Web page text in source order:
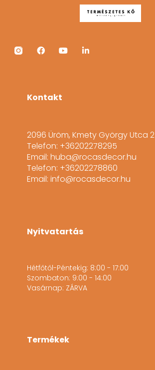
Kontakt
2096 Üröm, Kmety György Utca 2
Telefon: +36202278295
Email: huba@rocasdecor.hu
Telefon: +36202278860
Email: info@rocasdecor.hu
Nyitvatartás
Hétfőtől-Péntekig: 8:00 - 17:00
Szombaton: 9:00 - 14:00
Vasárnap: ZÁRVA
Termékek